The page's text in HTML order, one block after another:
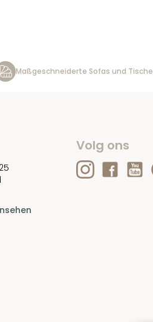
Maßgeschneiderte Sofas und Tische
Volg ons